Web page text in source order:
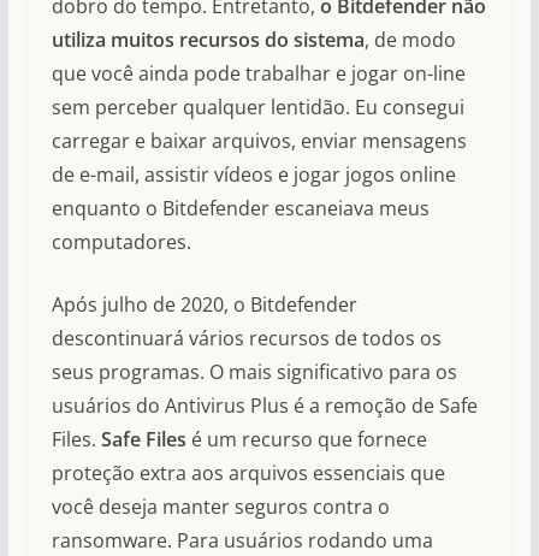
dobro do tempo. Entretanto, o Bitdefender não
utiliza muitos recursos do sistema, de modo
que você ainda pode trabalhar e jogar on-line
sem perceber qualquer lentidão. Eu consegui
carregar e baixar arquivos, enviar mensagens
de e-mail, assistir vídeos e jogar jogos online
enquanto o Bitdefender escaneiava meus
computadores.
Após julho de 2020, o Bitdefender
descontinuará vários recursos de todos os
seus programas. O mais significativo para os
usuários do Antivirus Plus é a remoção de Safe
Files. Safe Files é um recurso que fornece
proteção extra aos arquivos essenciais que
você deseja manter seguros contra o
ransomware. Para usuários rodando uma